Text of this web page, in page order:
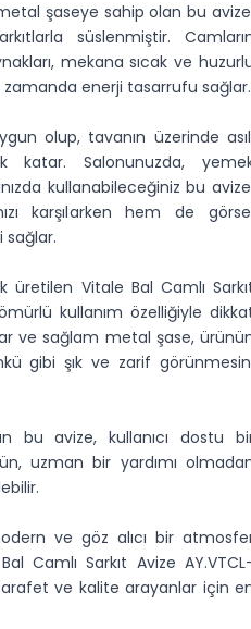
şaseye sahip olan bu
süslenmiştir.
mekana sıcak ve
enerji tasarrufu sağlar.
olup, tavanın üzerinde
katar. Salonunuzda,
kullanabileceğiniz bu
karşılarken hem de
sağlar.
üretilen Vitale Bal Camlı
kullanım özelliğiyle
ve sağlam metal şase,
gibi şık ve zarif
bu avize, kullanıcı dostu
uzman bir yardımı
ve göz alıcı bir
Camlı Sarkıt Avize
ve kalite arayanlar için